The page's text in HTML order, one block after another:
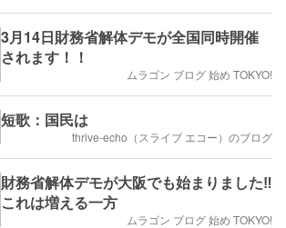
3月14日財務省解体デモが全国同時開催
されます！！
ムラゴン ブログ 始め TOKYO!
短歌：国民は
thrive-echo（スライブ エコー）のブログ
財務省解体デモが大阪でも始まりました‼️
これは増える一方
ムラゴン ブログ 始め TOKYO!